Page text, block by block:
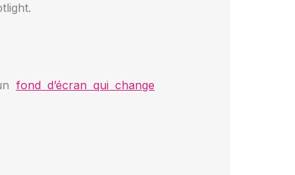
fond d’écran qui change